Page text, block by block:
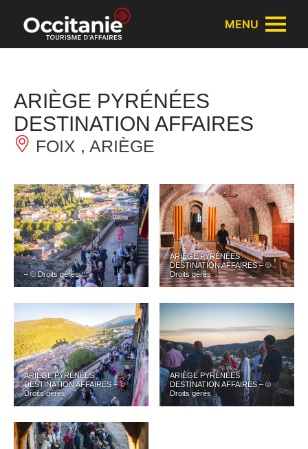
Panneau de gestion des cookies
MENU
ARIÈGE PYRÉNÉES
DESTINATION AFFAIRES
FOIX , ARIÈGE
– © Droits gérés
ARIÈGE PYRÉNÉES
DESTINATION AFFAIRES – ©
Droits gérés
ARIÈGE PYRÉNÉES
DESTINATION AFFAIRES – ©
Droits gérés
ARIÈGE PYRÉNÉES
DESTINATION AFFAIRES – ©
Droits gérés